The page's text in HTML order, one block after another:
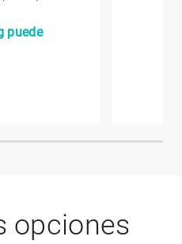
puede
opciones